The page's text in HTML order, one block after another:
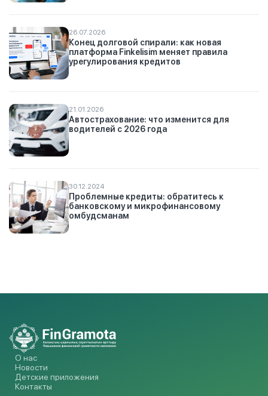
26.07.2026
Конец долговой спирали: как новая
платформа Finkelisim меняет правила
урегулирования кредитов
21.01.2026
Автострахование: что изменится для
водителей с 2026 года
30.12.2024
Проблемные кредиты: обратитесь к
банковскому и микрофинансовому
омбудсманам
О нас
Новости
Детские приложения
Контакты